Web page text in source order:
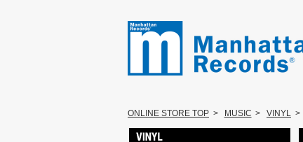
ONLINE STORE TOP > MUSIC > VINYL >